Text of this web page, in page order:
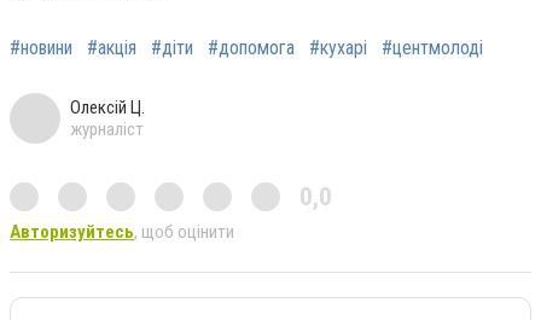
#новини #акція #діти #допомога #кухарі #центмолоді
Олексій Ц.
журналіст
0,0
Авторизуйтесь, щоб оцінити